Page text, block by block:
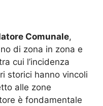
Comunale,
di zona in zona e
cui l’incidenza
storici hanno vincoli
alle zone
è fondamentale